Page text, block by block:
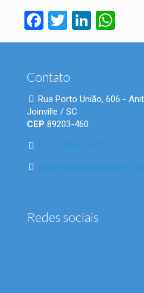
Facebook
Twitter
Contato
Rua Porto União, 606 -
Joinville / SC
CEP 89203-460
(47) 9 8847-9520
Redes sociais